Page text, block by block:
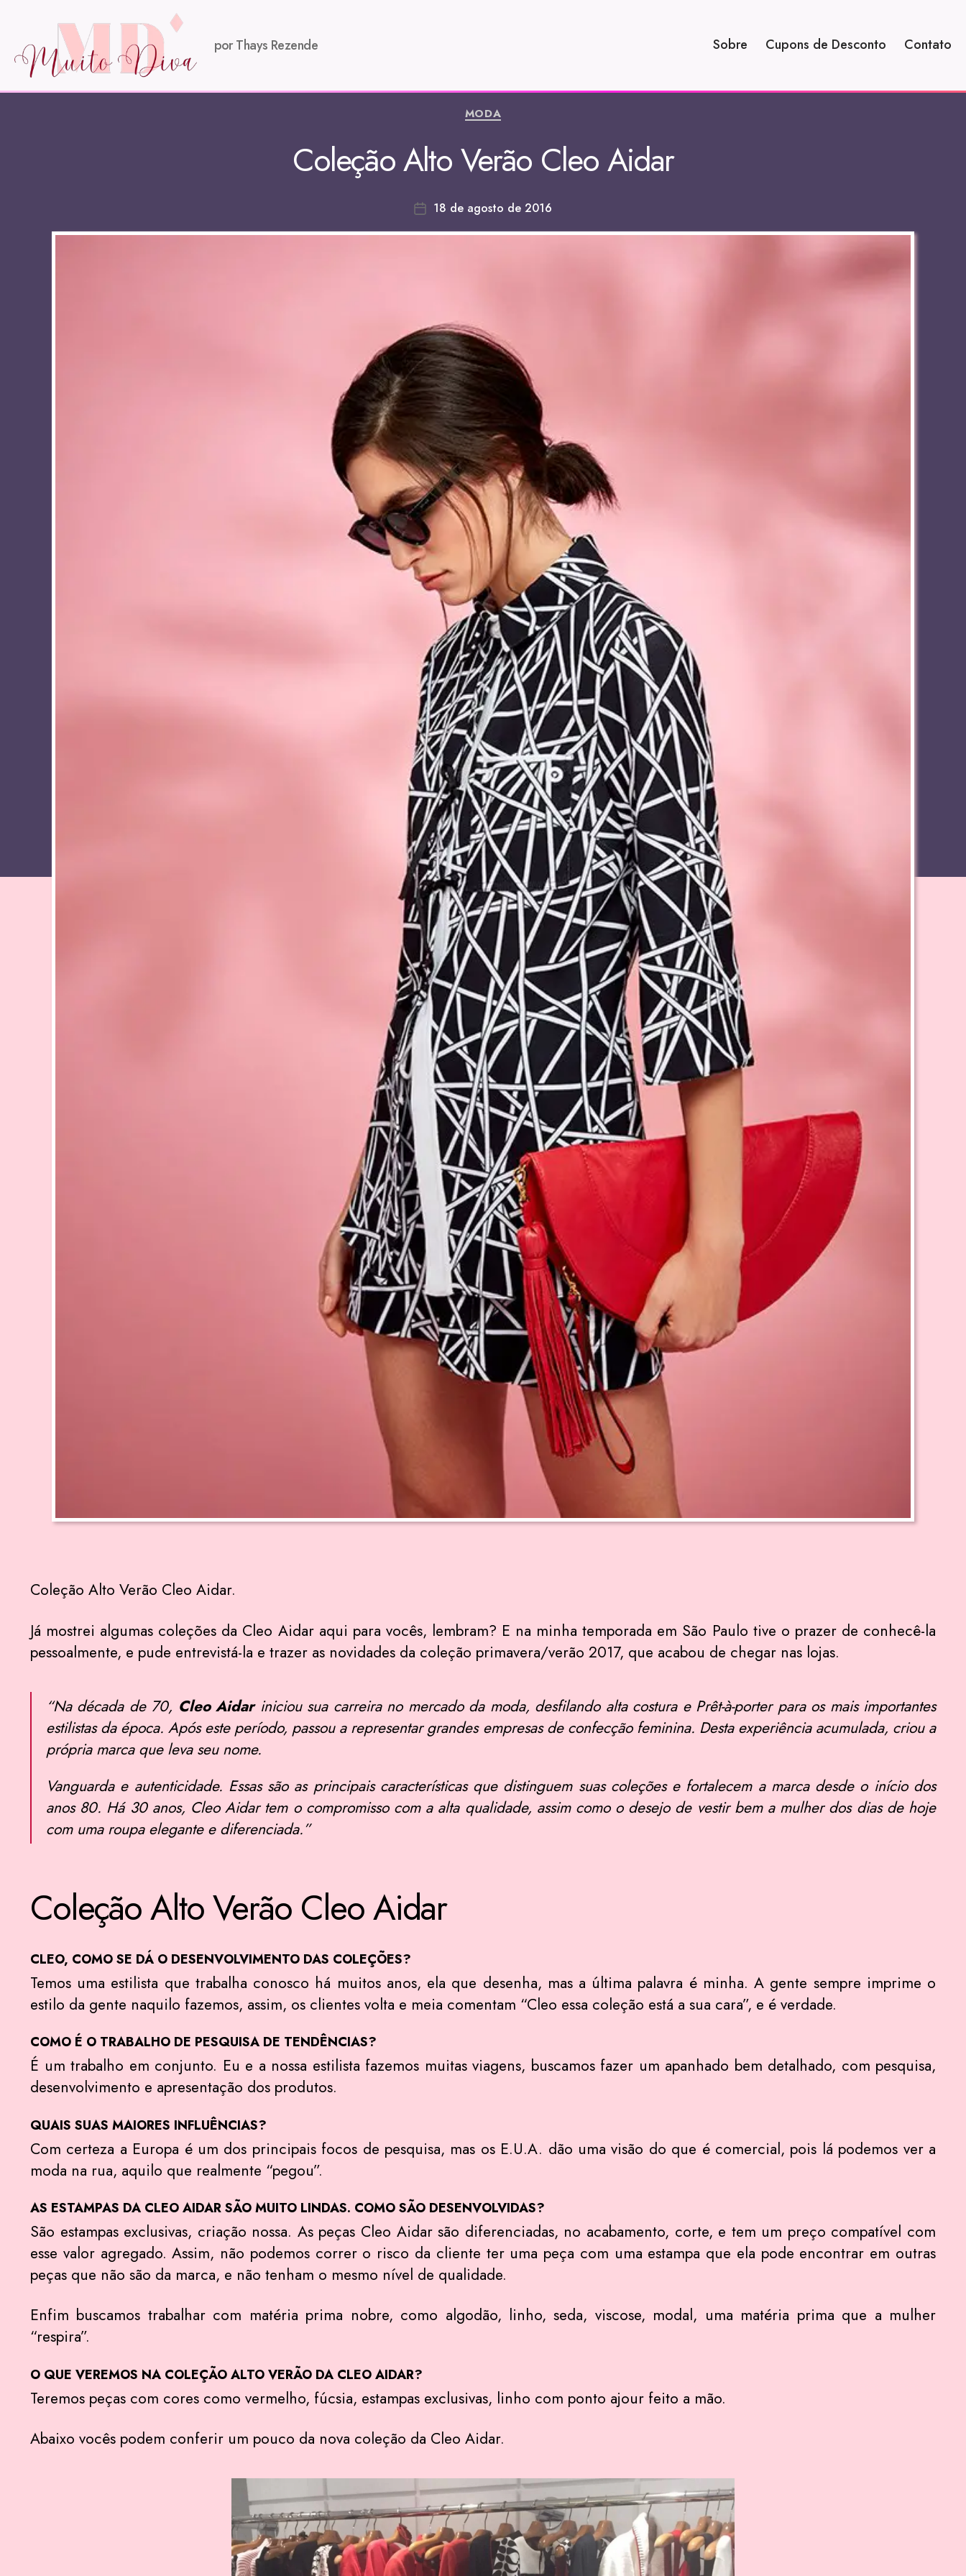
por Thays Rezende Sobre Cupons de Desconto Contato
MODA
Coleção Alto Verão Cleo Aidar
18 de agosto de 2016
Coleção Alto Verão Cleo Aidar.
Já mostrei algumas coleções da Cleo Aidar aqui para vocês, lembram? E na minha temporada em São Paulo tive o prazer de conhecê-la
pessoalmente, e pude entrevistá-la e trazer as novidades da coleção primavera/verão 2017, que acabou de chegar nas lojas.
“Na década de 70, Cleo Aidariniciou sua carreira no mercado da moda, desfilando alta costura e Prêt-à-porter para os mais importantes
estilistas da época. Após este período, passou a representar grandes empresas de confecção feminina. Desta experiência acumulada, criou a
própria marca que leva seu nome.
Vanguarda e autenticidade. Essas são as principais características que distinguem suas coleções e fortalecem a marca desde o início dos
anos 80. Há 30 anos, Cleo Aidar tem o compromisso com a alta qualidade, assim como o desejo de vestir bem a mulher dos dias de hoje
com uma roupa elegante e diferenciada.”
Coleção Alto Verão Cleo Aidar
CLEO, COMO SE DÁ O DESENVOLVIMENTO DAS COLEÇÕES?
Temos uma estilista que trabalha conosco há muitos anos, ela que desenha, mas a última palavra é minha. A gente sempre imprime o
estilo da gente naquilo fazemos, assim, os clientes volta e meia comentam “Cleo essa coleção está a sua cara”, e é verdade.
COMO É O TRABALHO DE PESQUISA DE TENDÊNCIAS?
É um trabalho em conjunto. Eu e a nossa estilista fazemos muitas viagens, buscamos fazer um apanhado bem detalhado, com pesquisa,
desenvolvimento e apresentação dos produtos.
QUAIS SUAS MAIORES INFLUÊNCIAS?
Com certeza a Europa é um dos principais focos de pesquisa, mas os E.U.A. dão uma visão do que é comercial, pois lá podemos ver a
moda na rua, aquilo que realmente “pegou”.
AS ESTAMPAS DA CLEO AIDAR SÃO MUITO LINDAS. COMO SÃO DESENVOLVIDAS?
São estampas exclusivas, criação nossa. As peças Cleo Aidar são diferenciadas, no acabamento, corte, e tem um preço compatível com
esse valor agregado. Assim, não podemos correr o risco da cliente ter uma peça com uma estampa que ela pode encontrar em outras
peças que não são da marca, e não tenham o mesmo nível de qualidade.
Enfim buscamos trabalhar com matéria prima nobre, como algodão, linho, seda, viscose, modal, uma matéria prima que a mulher
“respira”.
O QUE VEREMOS NA COLEÇÃO ALTO VERÃO DA CLEO AIDAR?
Teremos peças com cores como vermelho, fúcsia, estampas exclusivas, linho com ponto ajour feito a mão.
Abaixo vocês podem conferir um pouco da nova coleção da Cleo Aidar.